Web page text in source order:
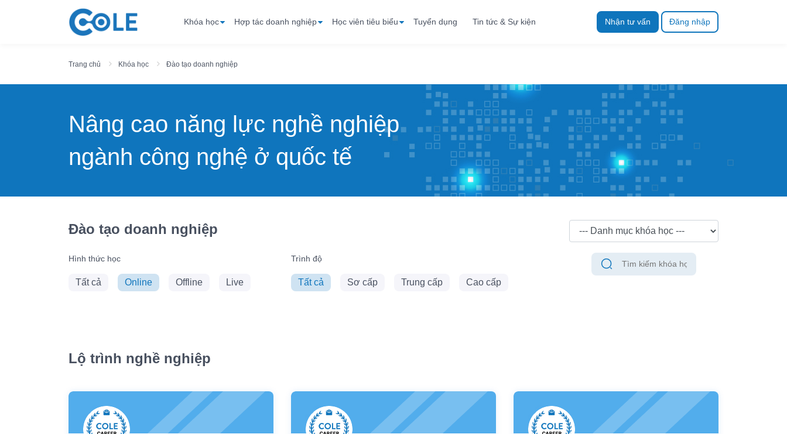
Khóa học Hợp tác doanh nghiệp Học viên tiêu biểu Tuyển dụng Tin tức & Sự kiện Nhận tư vấn Đăng nhập
Trang chủ Khóa học Đào tạo doanh nghiệp
Nâng cao năng lực nghề nghiệp
ngành công nghệ ở quốc tế
Đào tạo doanh nghiệp
Hình thức học
Tất cả Online Offline Live
Trình độ
Tất cả Sơ cấp Trung cấp Cao cấp
Lộ trình nghề nghiệp